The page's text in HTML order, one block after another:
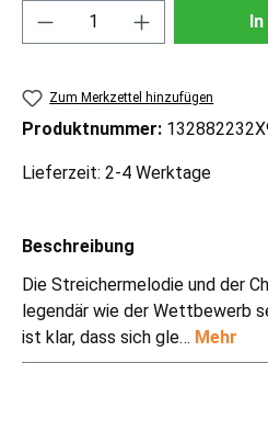
Produkt Anzahl: Gib
Zum Merkzettel hinzufügen
Produktnummer:
Lieferzeit: 2-4 Werktage
Beschreibung
Die Streichermelodie und der
legendär wie der Wettbewerb
ist klar, dass sich gle… Mehr